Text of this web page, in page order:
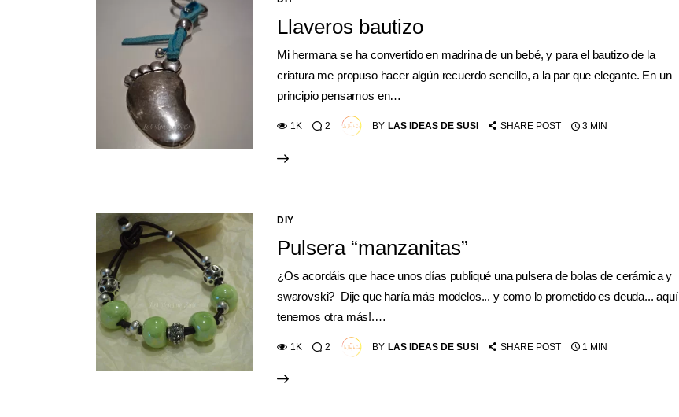
Llaveros bautizo
Mi hermana se ha convertido en madrina de un bebé, y para el bautizo de la
criatura me propuso hacer algún recuerdo sencillo, a la par que elegante. En un
principio pensamos en…
1K 2 BY LAS IDEAS DE SUSI SHARE POST 3 MIN
DIY
Pulsera “manzanitas”
¿Os acordáis que hace unos días publiqué una pulsera de bolas de cerámica y
swarovski? Dije que haría más modelos... y como lo prometido es deuda... aquí
tenemos otra más!.…
1K 2 BY LAS IDEAS DE SUSI SHARE POST 1 MIN